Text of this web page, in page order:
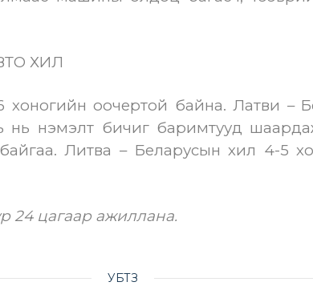
ХИЛ
оочертой байна. Латви –
нь нэмэлт бичиг баримтууд
Литва – Беларусын хил 4-5
24 цагаар ажиллана.
УБТЗ